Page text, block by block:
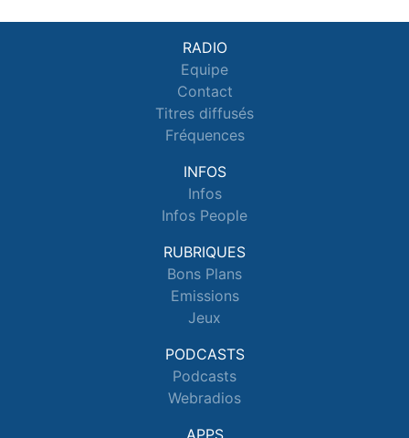
RADIO
Equipe
Contact
Titres diffusés
Fréquences
INFOS
Infos
Infos People
RUBRIQUES
Bons Plans
Emissions
Jeux
PODCASTS
Podcasts
Webradios